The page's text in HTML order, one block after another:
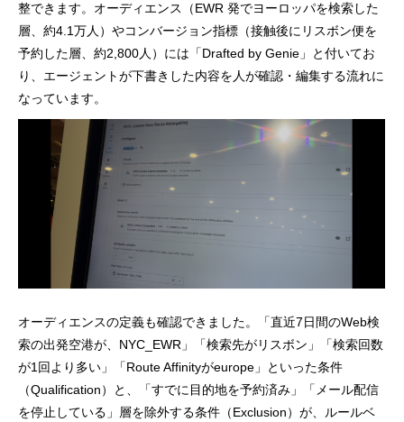
整できます。オーディエンス（EWR 発でヨーロッパを検索した
層、約4.1万人）やコンバージョン指標（接触後にリスボン便を
予約した層、約2,800人）には「Drafted by Genie」と付いてお
り、エージェントが下書きした内容を人が確認・編集する流れに
なっています。
オーディエンスの定義も確認できました。「直近7日間のWeb検
索の出発空港が、NYC_EWR」「検索先がリスボン」「検索回数
が1回より多い」「Route Affinityがeurope」といった条件
（Qualification）と、「すでに目的地を予約済み」「メール配信
を停止している」層を除外する条件（Exclusion）が、ルールベ